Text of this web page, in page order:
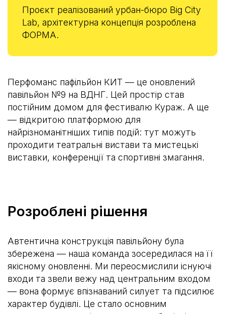
Проєкт реалізований урбан-бюро Big City
Lab, архітектурна концепція розроблена
ФОРМА.
Перфоманс пафільйон КИТ — це оновлений
павільйон №9 на ВДНГ. Цей простір став
постійним домом для фестивалю Кураж. А ще
— відкритою платформою для
найрізноманітніших типів подій: тут можуть
проходити театральні вистави та мистецькі
виставки, конференції та спортивні змагання.
Розроблені рішення
Автентична конструкція павільйону була
збережена — наша команда зосередилася на її
якісному оновленні. Ми переосмислили існуючі
входи та звели вежу над центральним входом
— вона формує впізнаваний силует та підсилює
характер будівлі. Це стало основним